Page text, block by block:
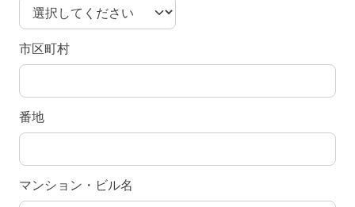
市区町村
番地
マンション・ビル名